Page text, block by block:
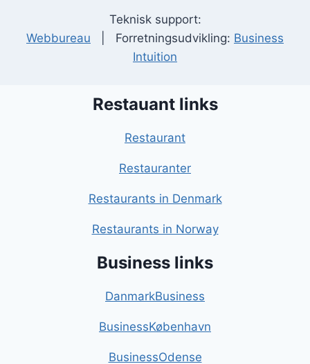
Teknisk support:
Webbureau | Forretningsudvikling: Business
Intuition
Restauant links
Restaurant
Restauranter
Restaurants in Denmark
Restaurants in Norway
Business links
DanmarkBusiness
BusinessKøbenhavn
BusinessOdense